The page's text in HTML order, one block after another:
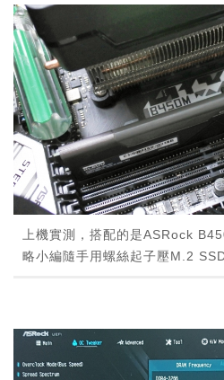
上機實測，搭配的是ASRock
略小編隨手用螺絲起子壓M.2